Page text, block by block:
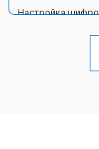
Настройка
Замена